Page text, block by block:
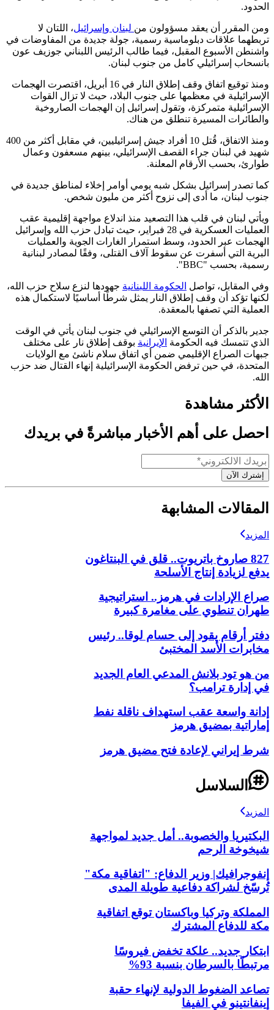
الحدود.
ومن المقرر أن يعقد مسؤولون منلبنان وإسرائيل، اللتان لا
تربطهما علاقات دبلوماسية رسمية، جولة جديدة من المفاوضات في
واشنطن الأسبوع المقبل، فيما طالب الرئيس اللبناني جوزيف عون
بانسحاب إسرائيلي كامل من جنوب لبنان.
ومنذ توقيع اتفاق وقف إطلاق النار في 16 أبريل، اقتصرت الهجمات
الإسرائيلية في معظمها على جنوب البلاد، حيث لا تزال القوات
الإسرائيلية متمركزة، وتقول إسرائيل إن الهجمات الصاروخية
والطائرات المسيرة تنطلق من هناك.
ومنذ الاتفاق، قُتل 10 أفراد جيش إسرائيليين، في مقابل أكثر من 400
شهيد في لبنان جراء القصف الإسرائيلي، بينهم مسعفون وعمال
طوارئ، بحسب الأرقام المعلنة.
كما تصدر إسرائيل بشكل شبه يومي أوامر إخلاء لمناطق جديدة في
جنوب لبنان، ما أدى إلى نزوح أكثر من مليون شخص.
ويأتي لبنان في قلب هذا التصعيد منذ اندلاع مواجهة إقليمية عقب
العمليات العسكرية في 28 فبراير، حيث تبادل حزب الله وإسرائيل
الهجمات عبر الحدود، وسط استمرار الغارات الجوية والعمليات
البرية التي أسفرت عن سقوط آلاف القتلى، وفقًا لمصادر لبنانية
رسمية، بحسب "BBC".
وفي المقابل، تواصل الحكومة اللبنانيةجهودها لنزع سلاح حزب الله،
لكنها تؤكد أن وقف إطلاق النار يمثل شرطًا أساسيًا لاستكمال هذه
العملية التي تصفها بالمعقدة.
جدير بالذكر أن التوسع الإسرائيلي في جنوب لبنان يأتي في الوقت
الذي تتمسك فيه الحكومة الإيرانيةبوقف إطلاق نار على مختلف
جبهات الصراع الإقليمي ضمن أي اتفاق سلام ناشئ مع الولايات
المتحدة، في حين ترفض الحكومة الإسرائيلية إنهاء القتال ضد حزب
الله.
الأكثر مشاهدة
احصل على أهم الأخبار مباشرةً في بريدك
إشترك الآن
المقالات المشابهة
المزيد
827 صاروخ باتريوت.. قلق في البنتاغون
يدفع لزيادة إنتاج الأسلحة
صراع الإرادات في هرمز.. استراتيجية
طهران تنطوي على مغامرة كبيرة
دفتر أرقام يقود إلى حسام لوقا.. رئيس
مخابرات الأسد المختبئ
من هو تود بلانش المدعي العام الجديد
في إدارة ترامب؟
إدانة واسعة عقب استهداف ناقلة نفط
إماراتية بمضيق هرمز
شرط إيراني لإعادة فتح مضيق هرمز
السلاسل
المزيد
البكتيريا والخصوبة.. أمل جديد لمواجهة
شيخوخة الرحم
إنفوجرافيك| وزير الدفاع: "اتفاقية مكة"
تُرسّخ لشراكة دفاعية طويلة المدى
المملكة وتركيا وباكستان توقع اتفاقية
مكة للدفاع المشترك
ابتكار جديد.. علكة تخفض فيروسًا
مرتبطًا بالسرطان بنسبة 93%
تصاعد الضغوط الدولية لإنهاء حقبة
إينفانتينو في الفيفا